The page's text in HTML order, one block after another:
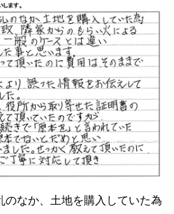
のなか、土地を購入していた為